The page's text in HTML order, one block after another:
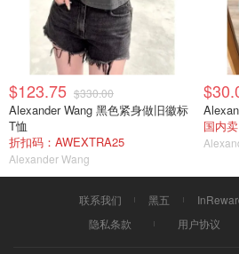
$123.75 $330.00
Alexander Wang 黑色紧身做旧徽标
T恤
折扣码：AWEXTRA25
Alexander Wang
国内
联系我们 黑五
隐私条款
用户协议